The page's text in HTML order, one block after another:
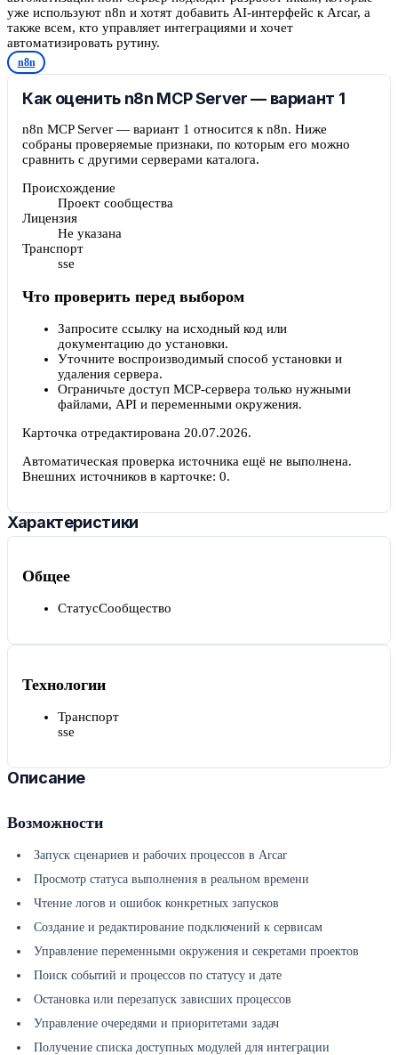
уже используют n8n и хотят добавить AI-интерфейс к Arcar, а
также всем, кто управляет интеграциями и хочет
автоматизировать рутину.
n8n
Как оценить n8n MCP Server — вариант 1
n8n MCP Server — вариант 1 относится к n8n. Ниже
собраны проверяемые признаки, по которым его можно
сравнить с другими серверами каталога.
Происхождение
Проект сообщества
Лицензия
Не указана
Транспорт
sse
Что проверить перед выбором
Запросите ссылку на исходный код или
документацию до установки.
Уточните воспроизводимый способ установки и
удаления сервера.
Ограничьте доступ MCP-сервера только нужными
файлами, API и переменными окружения.
Карточка отредактирована 20.07.2026.
Автоматическая проверка источника ещё не выполнена.
Внешних источников в карточке: 0.
Характеристики
Общее
СтатусСообщество
Технологии
Транспорт
sse
Описание
Возможности
Запуск сценариев и рабочих процессов в Arcar
Просмотр статуса выполнения в реальном времени
Чтение логов и ошибок конкретных запусков
Создание и редактирование подключений к сервисам
Управление переменными окружения и секретами проектов
Поиск событий и процессов по статусу и дате
Остановка или перезапуск зависших процессов
Управление очередями и приоритетами задач
Получение списка доступных модулей для интеграции